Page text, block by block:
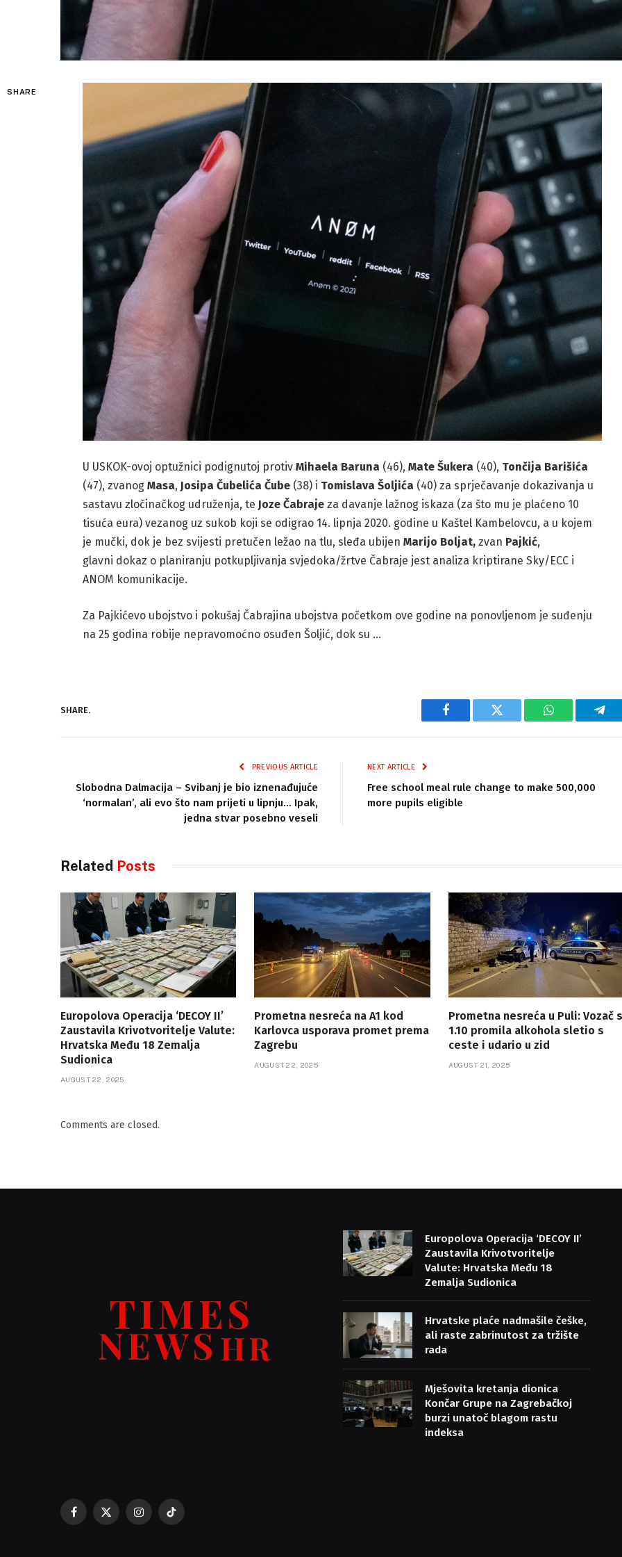
SHARE
U USKOK-ovoj optužnici podignutoj protiv Mihaela Baruna (46), Mate Šukera (40), Tončija Barišića
(47), zvanog Masa, Josipa Čubelića Čube(38) i Tomislava Šoljića (40) za sprječavanje dokazivanja u
sastavu zločinačkog udruženja, te Joze Čabraje za davanje lažnog iskaza (za što mu je plaćeno 10
tisuća eura) vezanog uz sukob koji se odigrao 14. lipnja 2020. godine u Kaštel Kambelovcu, a u kojem
je mučki, dok je bez svijesti pretučen ležao na tlu, sleđa ubijen Marijo Boljat,zvan Pajkić,
glavni dokaz o planiranju potkupljivanja svjedoka/žrtve Čabraje jest analiza kriptirane Sky/ECC i
ANOM komunikacije.
Za Pajkićevo ubojstvo i pokušaj Čabrajina ubojstva početkom ove godine na ponovljenom je suđenju
na 25 godina robije nepravomoćno osuđen Šoljić, dok su …
SHARE.
Facebook Twitter WhatsApp
PREVIOUS ARTICLE
Slobodna Dalmacija – Svibanj je bio iznenađujuće
‘normalan’, ali evo što nam prijeti u lipnju… Ipak,
jedna stvar posebno veseli
NEXT ARTICLE
Free school meal rule change to make 500,000
more pupils eligible
Related Posts
Europolova Operacija ‘DECOY II’
Zaustavila Krivotvoritelje Valute:
Hrvatska Među 18 Zemalja
Sudionica
AUGUST 22, 2025
Prometna nesreća na A1 kod
Karlovca usporava promet prema
Zagrebu
AUGUST 22, 2025
Prometna nesreća u Puli: Vozač s
1.10 promila alkohola sletio s
ceste i udario u zid
AUGUST 21, 2025
Comments are closed.
Facebook
X
Instagram
TikTok
Europolova Operacija ‘DECOY II’
Zaustavila Krivotvoritelje
Valute: Hrvatska Među 18
Zemalja Sudionica
Hrvatske plaće nadmašile češke,
ali raste zabrinutost za tržište
rada
Mješovita kretanja dionica
Končar Grupe na Zagrebačkoj
burzi unatoč blagom rastu
indeksa